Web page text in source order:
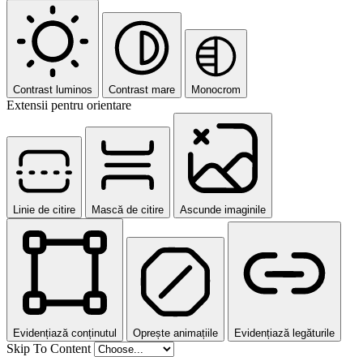
Contrast luminos Contrast mare Monocrom
Extensii pentru orientare
Linie de citire Mască de citire Ascunde imaginile
Evidențiază conținutul Oprește animațiile Evidențiază legăturile
Skip To Content